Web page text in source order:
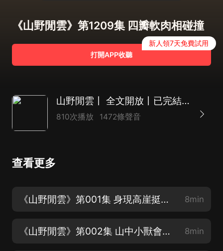
《山野閒雲》第1209集 四瓣軟肉相碰撞
打開APP收聽
新人領7天免費試用
山野閒雲丨 全文開放丨已完結完整版丨穿越玄幻丨種田丨玄幻穿越
810次播放 1472條聲音
查看更多
《山野閒雲》第001集 身現高崖挺懵圈 8min
《山野閒雲》第002集 山中小獸會放電 8min